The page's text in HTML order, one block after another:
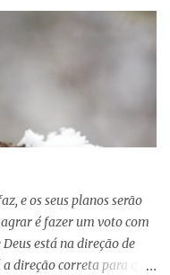
muitas vezes recebem os
coisas, ou então
e você não iniciou
de leitura Bíblica que
que já estamos
para o próximo
é iniciar lendo
iniciar no dia
acostumas com a leitura
e os seus planos serão
é fazer um voto com
está na direção de
a direção correta para que